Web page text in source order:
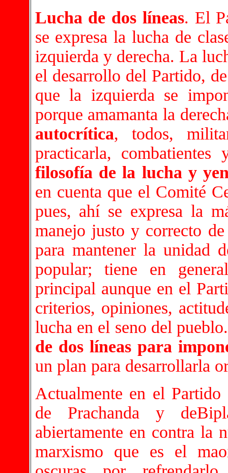
Lucha de dos líneas. El
se expresa la lucha de
izquierda y derecha. La
el desarrollo del Partido,
que la izquierda se
porque amamanta la
autocrítica, todos,
practicarla,
filosofía de la lucha y
en cuenta que el Comité
pues, ahí se expresa la
manejo justo y correcto
para mantener la unidad
popular; tiene en
principal aunque en el
criterios, opiniones,
lucha en el seno del
de dos líneas para
un plan para desarrollarla
Actualmente en el
de Prachanda y
abiertamente en contra la
marxismo que es el